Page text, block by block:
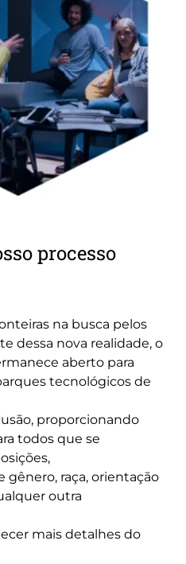
processo
na busca pelos
dessa nova realidade, o
aberto para
tecnológicos de
proporcionando
todos que se
raça, orientação
outra
mais detalhes do